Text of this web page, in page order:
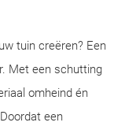
tuin creëren? Een
Met een schutting
omheind én
een